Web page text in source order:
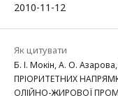
2010-11-12
Як цитувати
Б. І. Мокін, А. О.
ПРІОРИТЕТНИХ
ОЛІЙНО-ЖИРОВОЇ